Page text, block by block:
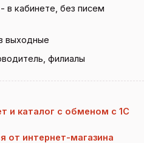
в кабинете, без писем
выходные
филиалы
и каталог с обменом с 1С
от интернет-магазина